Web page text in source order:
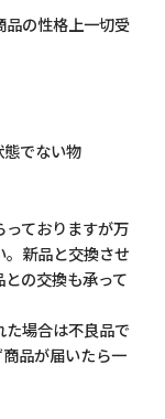
の性格上一切受
でない物
ておりますが万
新品と交換させ
の交換も承って
場合は不良品で
品が届いたら一